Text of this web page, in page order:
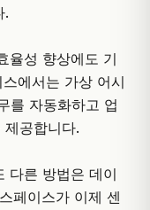
.
율성 향상에도 기
에서는 가상 어시
를 자동화하고 업
공합니다.
다른 방법은 데이
페이스가 이제 센